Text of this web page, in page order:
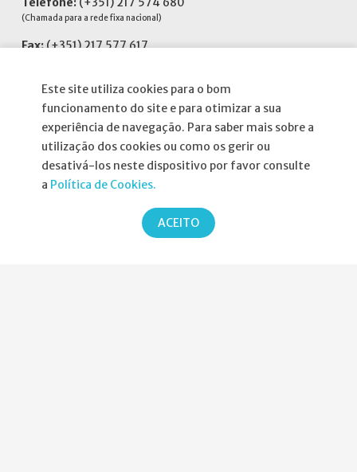
Este site utiliza cookies para o bom
funcionamento do site e para otimizar a sua
experiência de navegação. Para saber mais sobre a
utilização dos cookies ou como os gerir ou
desativá-los neste dispositivo por favor consulte
a Política de Cookies.
ACEITO
(Chamada para a rede fixa nacional)
Fax:(+351) 217 577 617
Informações
Atribuição da Bolsa SPND